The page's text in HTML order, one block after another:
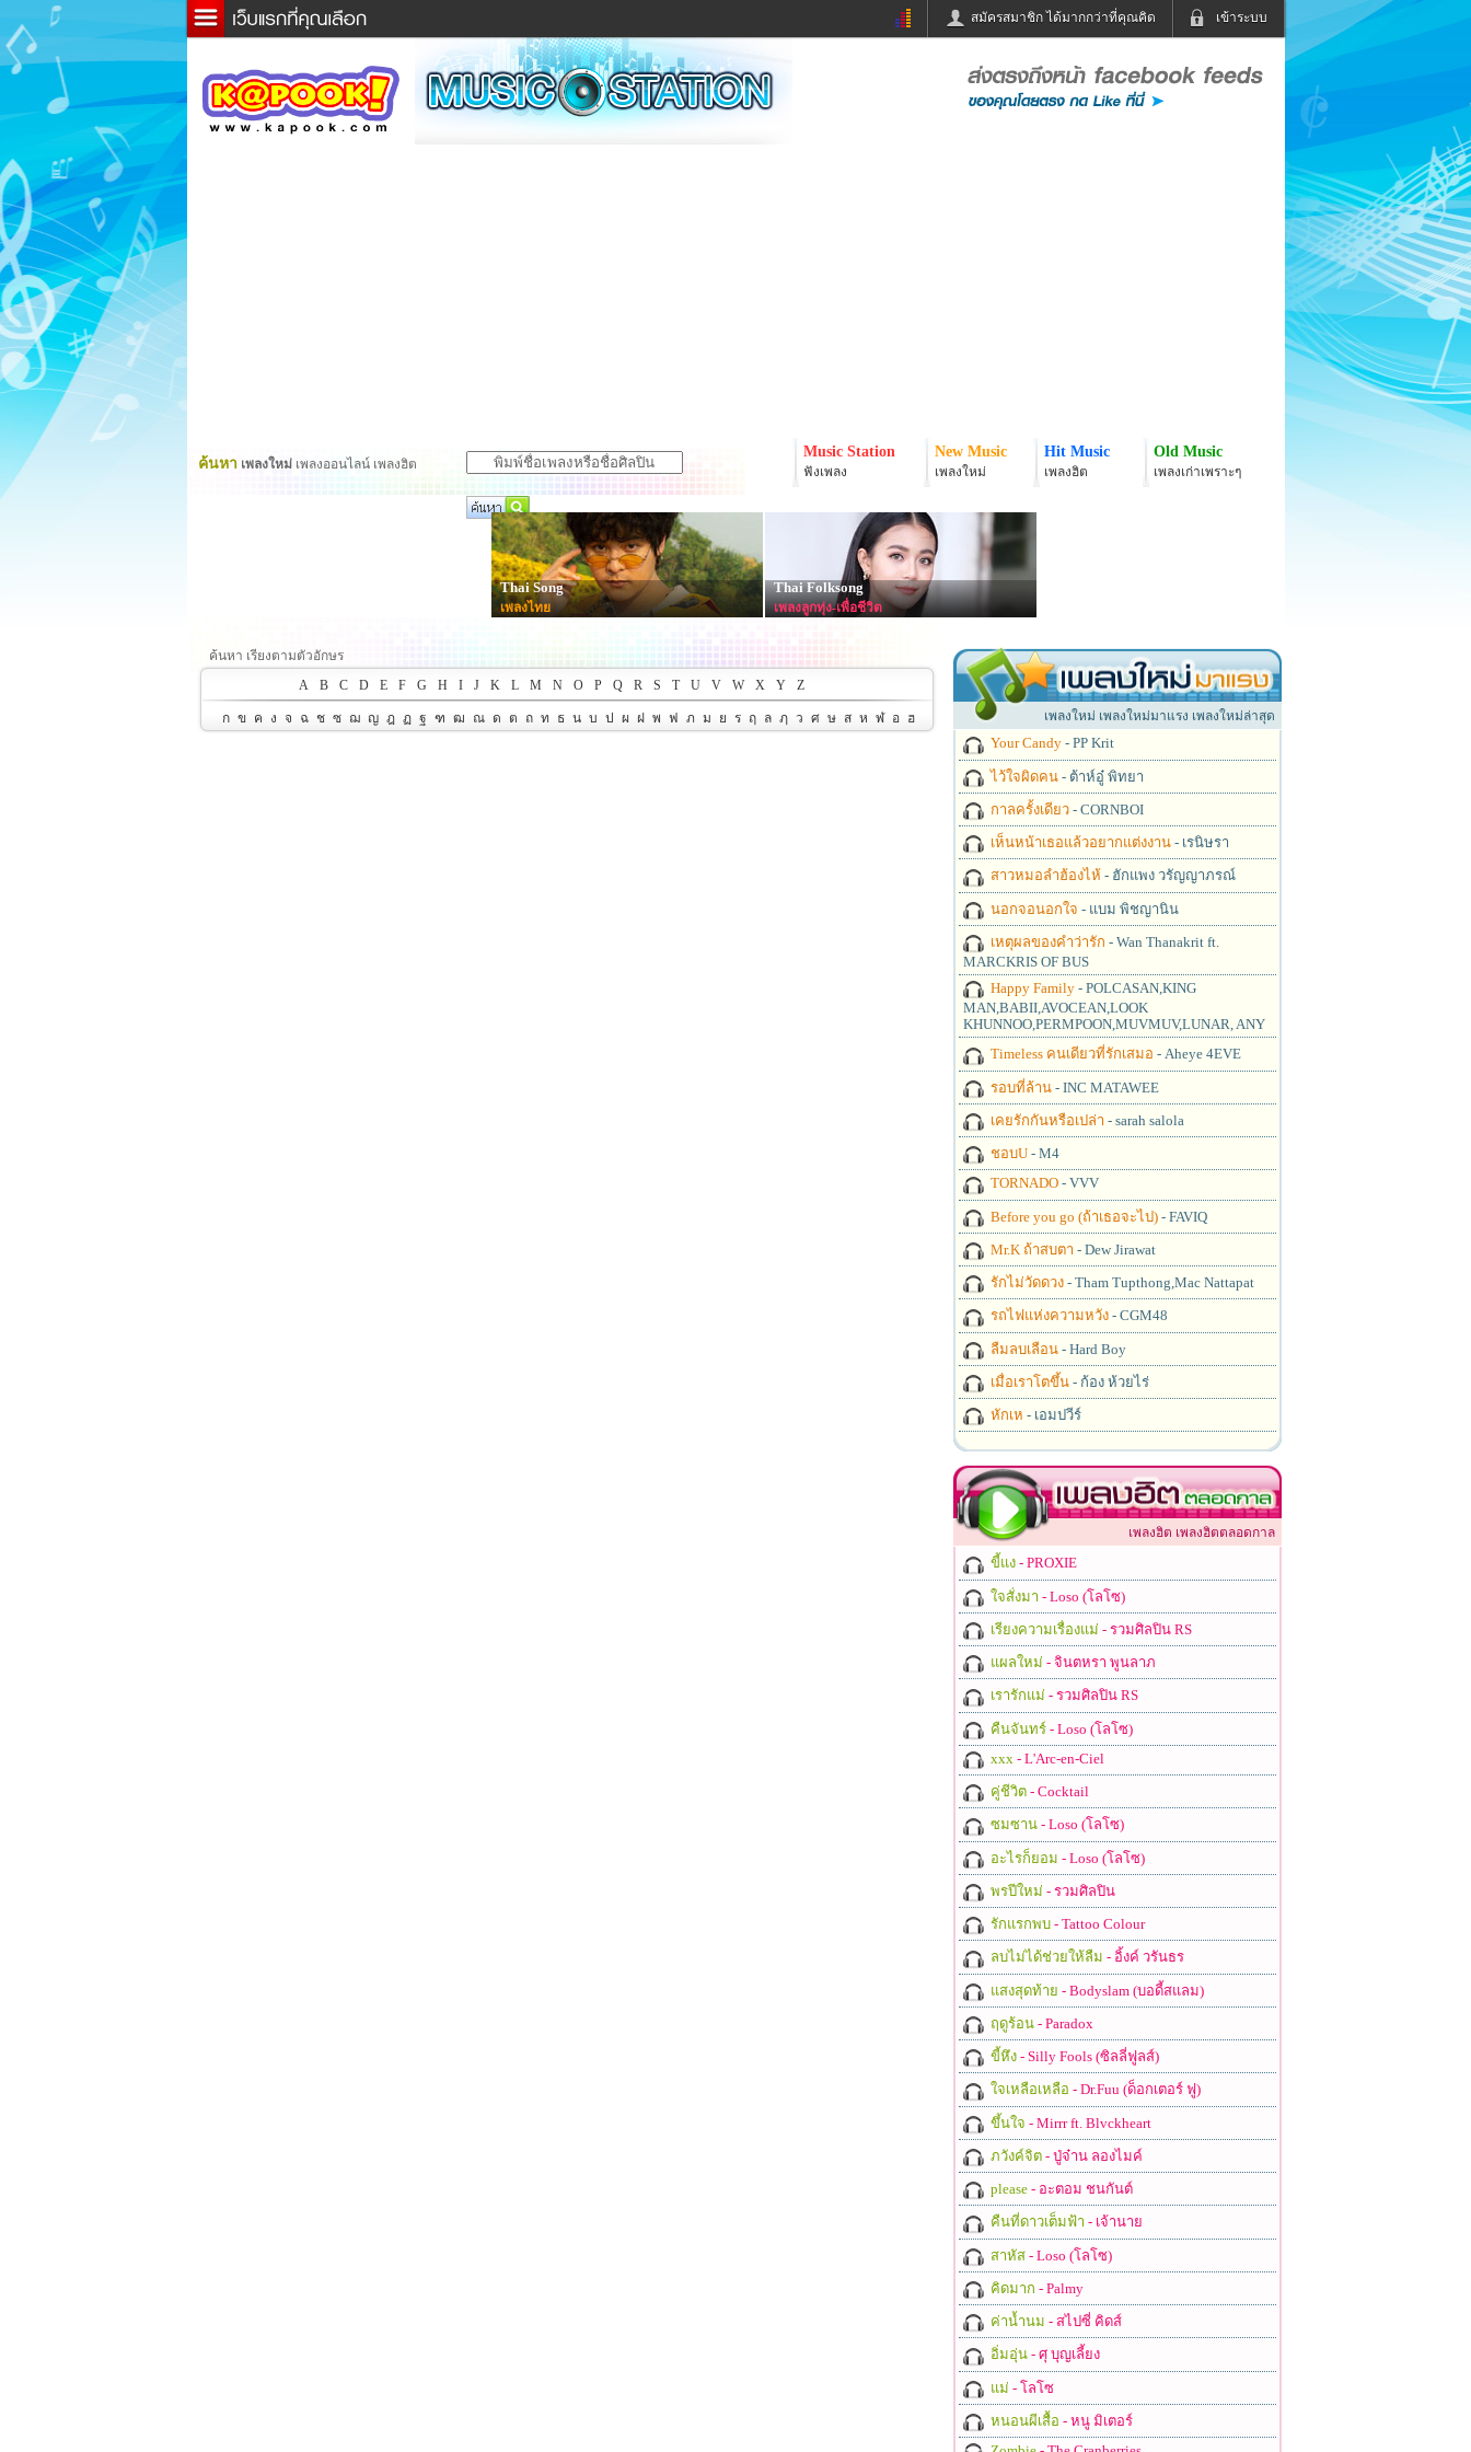
เข้าระบบ
สมัครสมาชิก ได้มากกว่าที่คุณคิด
ข่าวด่วน ข่าวสั้น
ละคร
หนังใหม่
ฟังวิทยุออนไลน์
หมากรุกไทย
Email
ค้นหา เพลงใหม่ เพลงออนไลน์ เพลงฮิต
Music Station
ฟังเพลง
New Music
เพลงใหม่
Hit Music
เพลงฮิต
Old Music
เพลงเก่าเพราะๆ
Thai Song
เพลงไทย
Thai Folksong
เพลงลูกทุ่ง-เพื่อชีวิต
ค้นหา เรียงตามตัวอักษร
A
B C D E F G H I J K L M N O P Q R S T U V W X Y Z
ก ข ค ง จ ฉ ช ซ ฌ ญ ฎ ฏ ฐ ฑ ฒ ณ ด ต ถ ท ธ น บ ป ผ ฝ พ ฟ ภ ม ย ร ฤ ล ฦ ว ศ ษ ส ห ฬ อ ฮ เพลงใหม่ เพลงใหม่มาแรง เพลงใหม่ล่าสุด
Your Candy- PP Krit
ไว้ใจผิดคน- ต้าห์อู๋ พิทยา
กาลครั้งเดียว- CORNBOI
เห็นหน้าเธอแล้วอยากแต่งงาน- เรนิษรา
สาวหมอลำฮ้องไห้ - ฮักแพง วรัญญาภรณ์
นอกจอนอกใจ - แบม พิชญานิน
เหตุผลของคำว่ารัก - Wan Thanakrit ft.
MARCKRIS OF BUS
Happy Family- POLCASAN,KING
MAN,BABII,AVOCEAN,LOOK
KHUNNOO,PERMPOON,MUVMUV,LUNAR, ANY
Timeless คนเดียวที่รักเสมอ - Aheye 4EVE
รอบที่ล้าน- INC MATAWEE
เคยรักกันหรือเปล่า - sarah salola
ชอบU- M4
TORNADO- VVV
Before you go (ถ้าเธอจะไป)- FAVIQ
Mr.K ถ้าสบตา - Dew Jirawat
รักไม่วัดดวง- Tham Tupthong,Mac Nattapat
รถไฟแห่งความหวัง- CGM48
ลืมลบเลือน- Hard Boy
เมื่อเราโตขึ้น- ก้อง ห้วยไร่
หักเห - เอมปวีร์
เพลงฮิต เพลงฮิตตลอดกาล
ขี้แง- PROXIE
ใจสั่งมา - Loso (โลโซ)
เรียงความเรื่องแม่ - รวมศิลปิน RS
แผลใหม่ - จินตหรา พูนลาภ
เรารักแม่ - รวมศิลปิน RS
คืนจันทร์- Loso (โลโซ)
xxx - L'Arc-en-Ciel
คู่ชีวิต- Cocktail
ซมซาน- Loso (โลโซ)
อะไรก็ยอม - Loso (โลโซ)
พรปีใหม่ - รวมศิลปิน
รักแรกพบ- Tattoo Colour
ลบไม่ได้ช่วยให้ลืม - อิ้งค์ วรันธร
แสงสุดท้าย - Bodyslam (บอดี้สแลม)
ฤดูร้อน- Paradox
ขี้หึง- Silly Fools (ซิลลี่ฟูลส์)
ใจเหลือเหลือ - Dr.Fuu (ด็อกเตอร์ ฟู)
ขึ้นใจ - Mirrr ft. Blvckheart
ภวังค์จิต- ปู่จ๋าน ลองไมค์
please- อะตอม ชนกันต์
คืนที่ดาวเต็มฟ้า - เจ้านาย
สาหัส- Loso (โลโซ)
คิดมาก - Palmy
ค่าน้ำนม - สไปซี่ คิดส์
อิ่มอุ่น- ศุ บุญเลี้ยง
แม่ - โลโซ
หนอนผีเสื้อ - หนู มิเตอร์